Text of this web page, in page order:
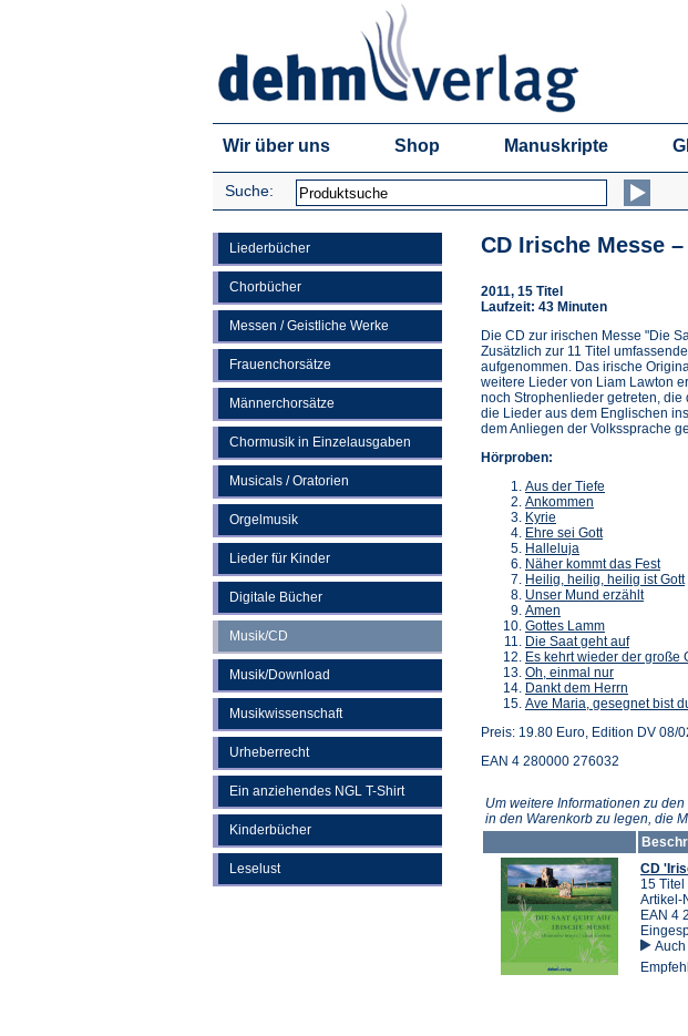
Wir über uns Shop Manuskripte
Suche:
Liederbücher
Chorbücher
Messen / Geistliche Werke
Frauenchorsätze
Männerchorsätze
Chormusik in Einzelausgaben
Musicals / Oratorien
Orgelmusik
Lieder für Kinder
Digitale Bücher
Musik/CD
Musik/Download
Musikwissenschaft
Urheberrecht
Ein anziehendes NGL T-Shirt
Kinderbücher
Leselust
CD Irische Messe
2011, 15 Titel
Laufzeit: 43 Minuten
Die CD zur irischen Messe "Die
Zusätzlich zur 11 Titel
aufgenommen. Das irische
weitere Lieder von Liam Lawton
noch Strophenlieder getreten,
die Lieder aus dem Englischen
dem Anliegen der Volkssprache
Hörproben:
Aus der Tiefe
Ankommen
Kyrie
Ehre sei Gott
Halleluja
Näher kommt das Fest
Heilig, heilig, heilig ist Gott
Unser Mund erzählt
Amen
Gottes Lamm
Die Saat geht auf
Es kehrt wieder der große
Oh, einmal nur
Dankt dem Herrn
Ave Maria, gesegnet bist
Preis: 19.80 Euro, Edition DV 08/
EAN 4 280000 276032
Um weitere Informationen zu
in den Warenkorb zu legen, die
CD
15
Artikel-
EAN 4